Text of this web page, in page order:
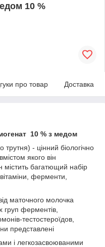
10 %
про товар Доставка
10 % з медом
- цінний біологічно
якого він
містить багатющий набір
ферменти,
маточного молочка
груп ферментів,
тестостероїдов,
представлені
і легкозасвоюваними